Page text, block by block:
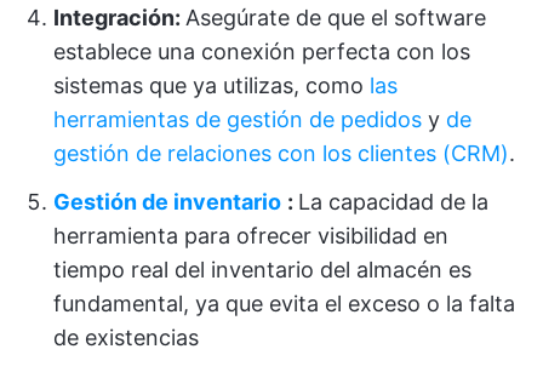
Integración: Asegúrate de que el software
establece una conexión perfecta con los
sistemas que ya utilizas, como las
herramientas de gestión de pedidos y de
gestión de relaciones con los clientes (CRM).
Gestión de inventario : La capacidad de la
herramienta para ofrecer visibilidad en
tiempo real del inventario del almacén es
fundamental, ya que evita el exceso o la falta
de existencias